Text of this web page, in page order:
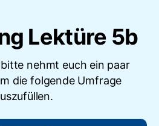
Lektüre 5b
nehmt euch ein paar
die folgende Umfrage